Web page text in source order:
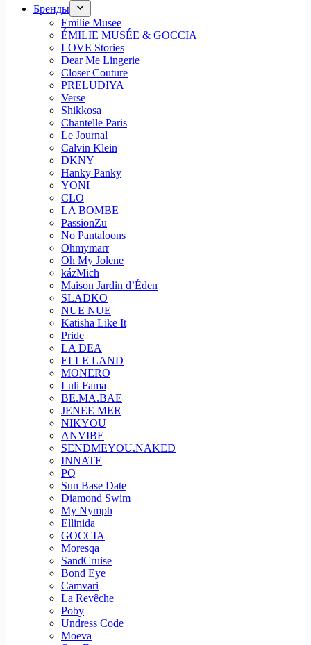
Бренды
Emilie Musee
ÉMILIE MUSÉE & GOCCIA
LOVE Stories
Dear Me Lingerie
Closer Couture
PRELUDIYA
Verse
Shikkosa
Chantelle Paris
Le Journal
Calvin Klein
DKNY
Hanky Panky
YONI
CLO
LA BOMBE
PassionZu
No Pantaloons
Ohmymarr
Oh My Jolene
kázMich
Maison Jardin d’Éden
SLADKO
NUE NUE
Katisha Like It
Pride
LA DEA
ELLE LAND
MONERO
Luli Fama
BE.MA.BAE
JENEE MER
NIKYOU
ANVIBE
SENDMEYOU.NAKED
INNATE
PQ
Sun Base Date
Diamond Swim
My Nymph
Ellinida
GOCCIA
Moresqa
SandCruise
Bond Eye
Camvari
La Revêche
Poby
Undress Code
Moeva